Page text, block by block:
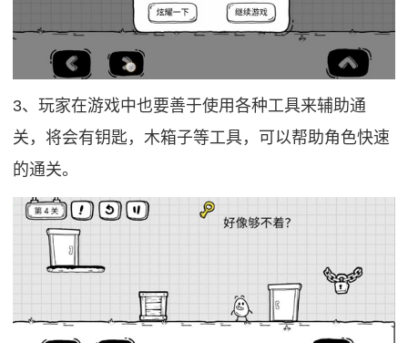
3、玩家在游戏中也要善于使用各种工具来辅助通
关，将会有钥匙，木箱子等工具，可以帮助角色快速
的通关。